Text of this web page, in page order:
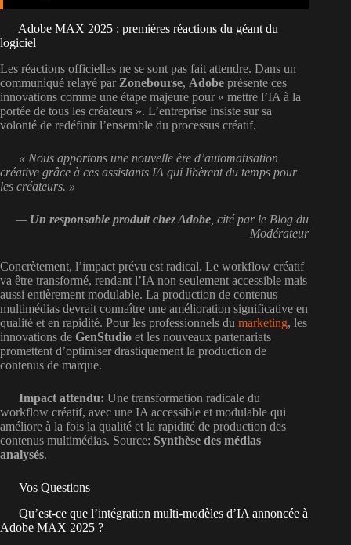
Adobe MAX 2025 : premières réactions du géant du
logiciel
Les réactions officielles ne se sont pas fait attendre. Dans un
communiqué relayé par Zonebourse, Adobe présente ces
innovations comme une étape majeure pour « mettre l’IA à la
portée de tous les créateurs ». L’entreprise insiste sur sa
volonté de redéfinir l’ensemble du processus créatif.
« Nous apportons une nouvelle ère d’automatisation
créative grâce à ces assistants IA qui libèrent du temps pour
les créateurs. »
— Un responsable produit chez Adobe , cité par le Blog du
Modérateur
Concrètement, l’impact prévu est radical. Le workflow créatif
va être transformé, rendant l’IA non seulement accessible mais
aussi entièrement modulable. La production de contenus
multimédias devrait connaître une amélioration significative en
qualité et en rapidité. Pour les professionnels du marketing, les
innovations de GenStudio et les nouveaux partenariats
promettent d’optimiser drastiquement la production de
contenus de marque.
Impact attendu: Une transformation radicale du
workflow créatif, avec une IA accessible et modulable qui
améliore à la fois la qualité et la rapidité de production des
contenus multimédias. Source: Synthèse des médias
analysés.
Vos Questions
Qu’est-ce que l’intégration multi-modèles d’IA annoncée à
Adobe MAX 2025 ?